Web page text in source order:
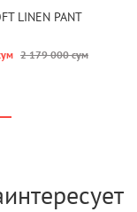
LINEN PANT
2 179 000 сум